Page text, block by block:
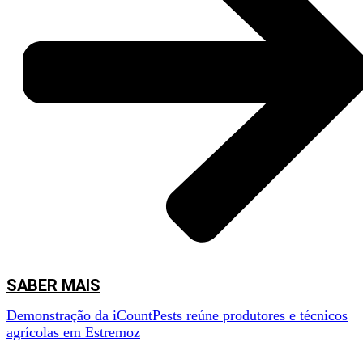
A sessão teve início com um conjunto de apresentações técnicas dedicadas à
gestão sustentável do montado e da floresta mediterrânica, ao
recolhidos pela tecnologia.
SABER MAIS
Demonstração da iCountPests reúne produtores e técnicos
agrícolas em Estremoz